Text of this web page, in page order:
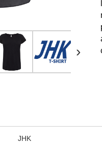
›
JHK